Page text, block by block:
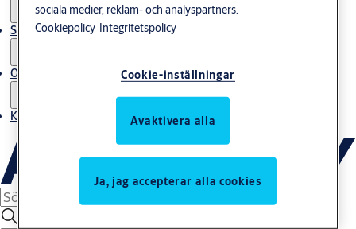
Service
Om oss
Kontakta oss
sociala medier, reklam- och analyspartners.
Cookiepolicy Integritetspolicy
Cookie-inställningar
Avaktivera alla
Ja, jag accepterar alla cookies